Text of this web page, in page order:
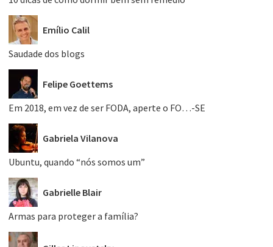
Emílio Calil
Saudade dos blogs
Felipe Goettems
Em 2018, em vez de ser FODA, aperte o FO…-SE
Gabriela Vilanova
Ubuntu, quando “nós somos um”
Gabrielle Blair
Armas para proteger a família?